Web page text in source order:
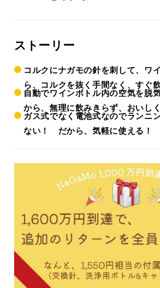
ストーリー
コルクにナガモの針を刺して、
ら、コルクを抜く手間なく、すぐ
自動でワインボトル内の空気を
から、無理に飲みきらず、おいし
ガス式でなく電池式なのでランニ
ない！ だから、気軽に使える！